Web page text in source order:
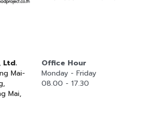
Ltd.
Mai-
Mai,
Office Hour
Monday - Friday
08.00 - 17.30